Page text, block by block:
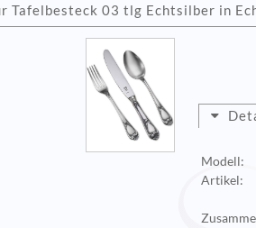
Tafelbesteck 03 tlg Echtsilber in
Modell:
Artikel: